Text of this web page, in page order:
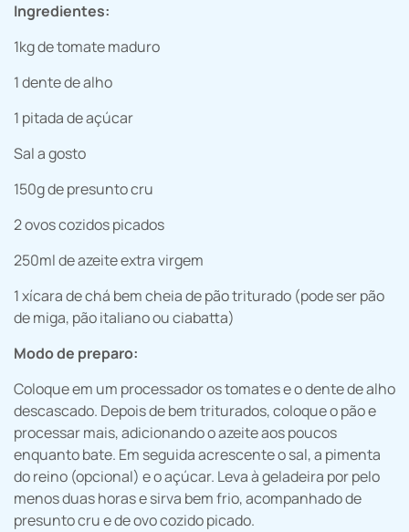
Ingredientes:
1kg de tomate maduro
1 dente de alho
1 pitada de açúcar
Sal a gosto
150g de presunto cru
2 ovos cozidos picados
250ml de azeite extra virgem
1 xícara de chá bem cheia de pão triturado (pode ser pão
de miga, pão italiano ou ciabatta)
Modo de preparo:
Coloque em um processador os tomates e o dente de alho
descascado. Depois de bem triturados, coloque o pão e
processar mais, adicionando o azeite aos poucos
enquanto bate. Em seguida acrescente o sal, a pimenta
do reino (opcional) e o açúcar. Leva à geladeira por pelo
menos duas horas e sirva bem frio, acompanhado de
presunto cru e de ovo cozido picado.